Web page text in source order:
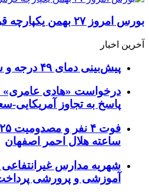
بورس امروز ۲۷ بهمن یکپارچه قرمز شد
آخرین اخبار
پیش‌بینی دمای ۴۹ درجه و شرجی در خوزستان
درخواست «هادی عامری»
پاسخ به تجاوز آمریکایی-
ساعته هلال احمر اصفهان
شهریه مدارس
آموزشی و پرورشی